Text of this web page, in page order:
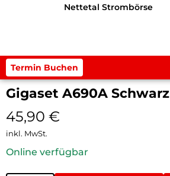
Nettetal Strombörse
Termin Buchen
Gigaset A690A Schwarz
45,90 €
inkl. MwSt.
Online verfügbar